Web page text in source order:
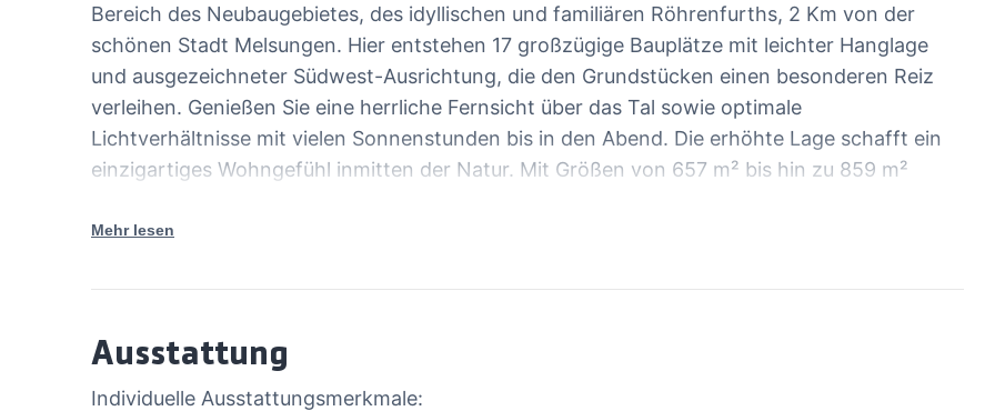
Bereich des Neubaugebietes, des idyllischen und familiären Röhrenfurths, 2 Km von der
schönen Stadt Melsungen. Hier entstehen 17 großzügige Bauplätze mit leichter Hanglage
und ausgezeichneter Südwest-Ausrichtung, die den Grundstücken einen besonderen Reiz
verleihen. Genießen Sie eine herrliche Fernsicht über das Tal sowie optimale
Lichtverhältnisse mit vielen Sonnenstunden bis in den Abend. Die erhöhte Lage schafft ein
einzigartiges Wohngefühl inmitten der Natur. Mit Größen von 657 m² bis hin zu 859 m²
die Natur als direkten Nachbarn und einen zollen Blick ins Tal. Überzeugen Sie sich selber
Kaufpreis bezieht sich auf das Grundstück 4 mit 693 m² (siehe Bild).
Mehr lesen
Ausstattung
Individuelle Ausstattungsmerkmale: